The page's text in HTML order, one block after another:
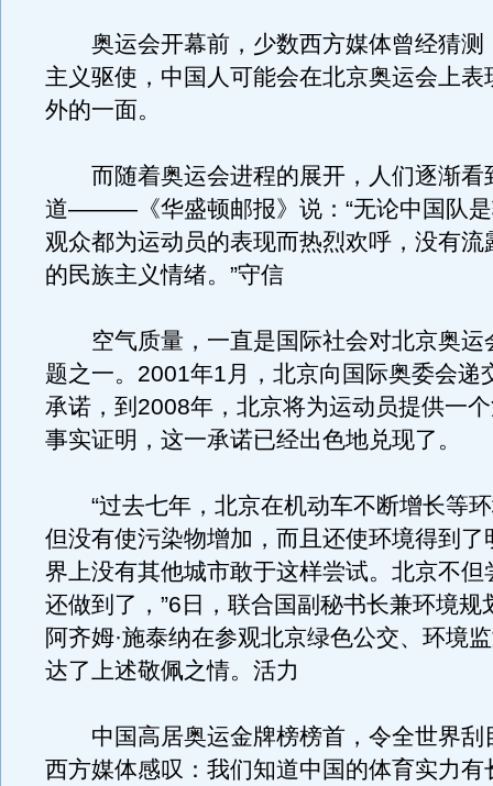
奥运会开幕前，少数西方媒体曾经猜测
主义驱使，中国人可能会在北京奥运会上表
外的一面。
而随着奥运会进程的展开，人们逐渐看
道———《华盛顿邮报》说：“无论中国队
观众都为运动员的表现而热烈欢呼，没有流
的民族主义情绪。”守信
空气质量，一直是国际社会对北京奥运
题之一。2001年1月，北京向国际奥委会递
承诺，到2008年，北京将为运动员提供一
事实证明，这一承诺已经出色地兑现了。
“过去七年，北京在机动车不断增长等环
但没有使污染物增加，而且还使环境得到了
界上没有其他城市敢于这样尝试。北京不但
还做到了，”6日，联合国副秘书长兼环境规
阿齐姆·施泰纳在参观北京绿色公交、环境
达了上述敬佩之情。活力
中国高居奥运金牌榜榜首，令全世界刮
西方媒体感叹：我们知道中国的体育实力有